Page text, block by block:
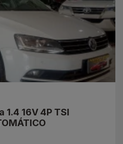
1.4 16V 4P TSI